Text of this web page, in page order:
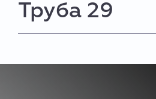
Труба 29